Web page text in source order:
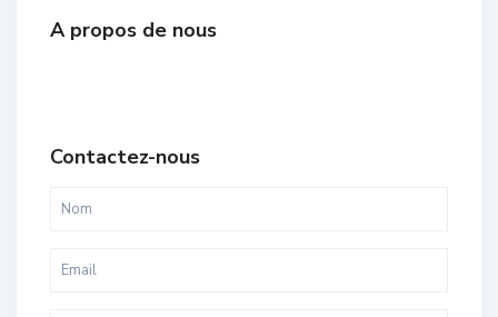
A propos de nous
Contactez-nous